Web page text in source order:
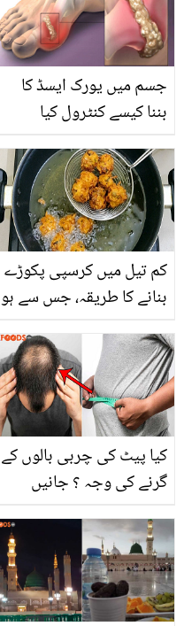
جسم میں یورک ایسڈ کا
بننا کیسے کنٹرول کیا
کم تیل میں کرسپی پکوڑے
بنانے کا طریقہ، جس سے ہو
خواتین کی بڑی مشکل
آسان
کیا پیٹ کی چربی بالوں کے
گرنے کی وجہ ؟ جانیں
درمیان کا وہ تعلق، جو
ڈاکٹر بھی بتاتے ہیں